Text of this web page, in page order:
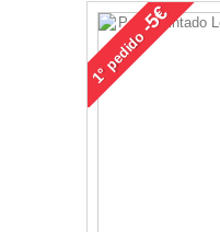
1°
pedido
-5€